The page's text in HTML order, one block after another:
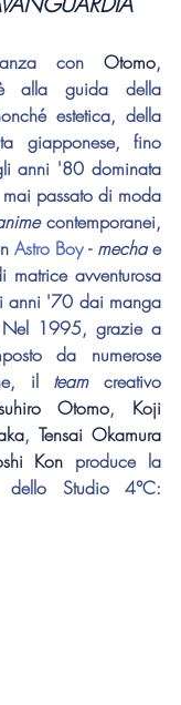
con Otomo
alla guida della
estetica, della
giapponese, fino
anni '80 dominata
passato di moda
contemporanei,
Astro Boy - mecha e
avventurosa
anni '70 dai manga
1995, grazie a
da numerose
il team creativo
Otomo, Koji
, Tensai Okamura
Kon produce la